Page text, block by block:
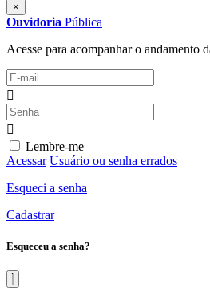
×
Ouvidoria Pública
Acesse para acompanhar o andamento
Lembre-me
Acessar Usuário ou senha errados
Esqueci a senha
Cadastrar
Esqueceu a senha?